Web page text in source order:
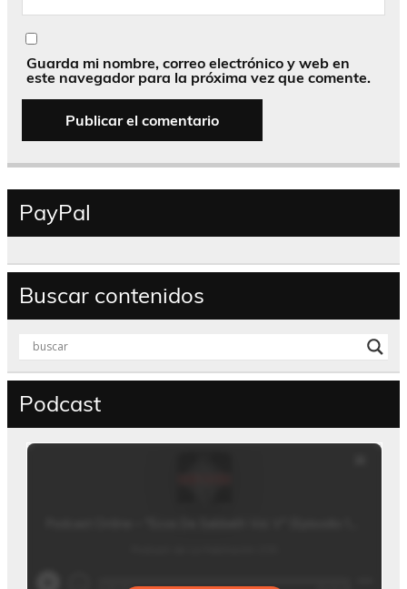
Guarda mi nombre, correo electrónico y web en
este navegador para la próxima vez que comente.
PayPal
Buscar contenidos
Podcast